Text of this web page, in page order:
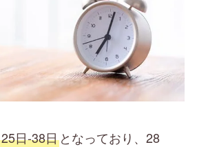
25日-38日となっており、28